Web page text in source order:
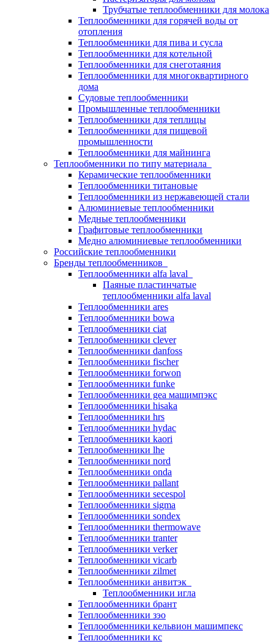
Трубчатые теплообменники для молока
Теплообменники для горячей воды от
отопления
Теплообменники для пива и сусла
Теплообменники для котельной
Теплообменники для снеготаяния
Теплообменники для многоквартирного
дома
Судовые теплообменники
Промышленные теплообменники
Теплообменники для теплицы
Теплообменники для пищевой
промышленности
Теплообменники для майнинга
Теплообменники по типу материала
Керамические теплообменники
Теплообменники титановые
Теплообменники из нержавеющей стали
Алюминиевые теплообменники
Медные теплообменники
Графитовые теплообменники
Медно алюминиевые теплообменники
Российские теплообменники
Бренды теплообменников
Теплообменники alfa laval
Паяные пластинчатые
теплообменники alfa laval
Теплообменники ares
Теплообменники bowa
Теплообменники ciat
Теплообменники clever
Теплообменники danfoss
Теплообменники fischer
Теплообменники forwon
Теплообменники funke
Теплообменники gea машимпэкс
Теплообменники hisaka
Теплообменники hrs
Теплообменники hydac
Теплообменники kaori
Теплообменники lhe
Теплообменники nord
Теплообменники onda
Теплообменники pallant
Теплообменники secespol
Теплообменники sigma
Теплообменники sondex
Теплообменники thermowave
Теплообменники tranter
Теплообменники verker
Теплообменники vicarb
Теплообменники zilmet
Теплообменники анвитэк
Теплообменники игла
Теплообменники брант
Теплообменники зэо
Теплообменники кельвион машимпекс
Теплообменники кс